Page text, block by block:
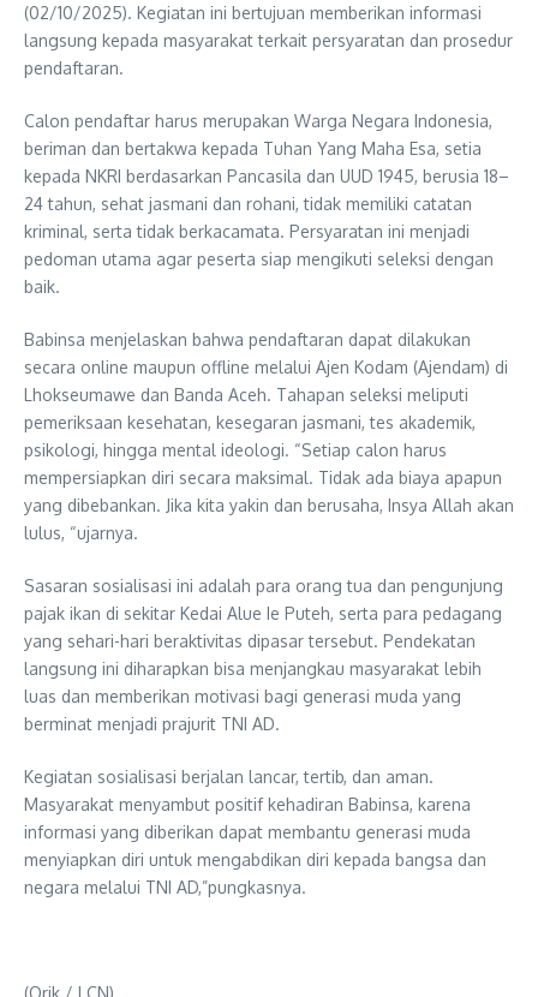
(02/10/2025). Kegiatan ini bertujuan memberikan informasi
langsung kepada masyarakat terkait persyaratan dan prosedur
pendaftaran.
Calon pendaftar harus merupakan Warga Negara Indonesia,
beriman dan bertakwa kepada Tuhan Yang Maha Esa, setia
kepada NKRI berdasarkan Pancasila dan UUD 1945, berusia 18–
24 tahun, sehat jasmani dan rohani, tidak memiliki catatan
kriminal, serta tidak berkacamata. Persyaratan ini menjadi
pedoman utama agar peserta siap mengikuti seleksi dengan
baik.
Babinsa menjelaskan bahwa pendaftaran dapat dilakukan
secara online maupun offline melalui Ajen Kodam (Ajendam) di
Lhokseumawe dan Banda Aceh. Tahapan seleksi meliputi
pemeriksaan kesehatan, kesegaran jasmani, tes akademik,
psikologi, hingga mental ideologi. “Setiap calon harus
mempersiapkan diri secara maksimal. Tidak ada biaya apapun
yang dibebankan. Jika kita yakin dan berusaha, Insya Allah akan
lulus, “ujarnya.
Sasaran sosialisasi ini adalah para orang tua dan pengunjung
pajak ikan di sekitar Kedai Alue Ie Puteh, serta para pedagang
yang sehari-hari beraktivitas dipasar tersebut. Pendekatan
langsung ini diharapkan bisa menjangkau masyarakat lebih
luas dan memberikan motivasi bagi generasi muda yang
berminat menjadi prajurit TNI AD.
Kegiatan sosialisasi berjalan lancar, tertib, dan aman.
Masyarakat menyambut positif kehadiran Babinsa, karena
informasi yang diberikan dapat membantu generasi muda
menyiapkan diri untuk mengabdikan diri kepada bangsa dan
negara melalui TNI AD,”pungkasnya.
(Orik / LCN)